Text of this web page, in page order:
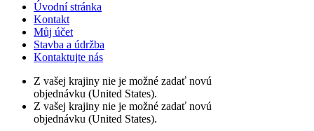
Úvodní stránka
Kontakt
Můj účet
Stavba a údržba
Kontaktujte nás
Z vašej krajiny nie je možné zadať novú
objednávku (United States).
Z vašej krajiny nie je možné zadať novú
objednávku (United States).